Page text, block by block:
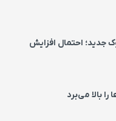
جدید؛ احتمال افزایش
بالا می‌برد